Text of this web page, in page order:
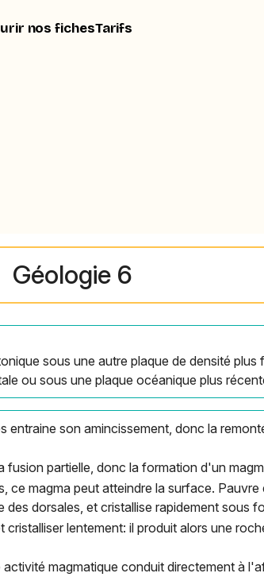
nos fichesTarifs
Géologie 6
sous une autre plaque de densité plus
ou sous une plaque océanique plus
entraine son amincissement, donc la
partielle, donc la formation d'un
ce magma peut atteindre la surface. Pauvre
dorsales, et cristallise rapidement sous
lentement: il produit alors une
magmatique conduit directement à